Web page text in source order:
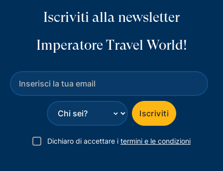
Iscriviti alla newsletter
Imperatore Travel World!
⌄ Iscriviti
Dichiaro di accettare i termini e le condizioni